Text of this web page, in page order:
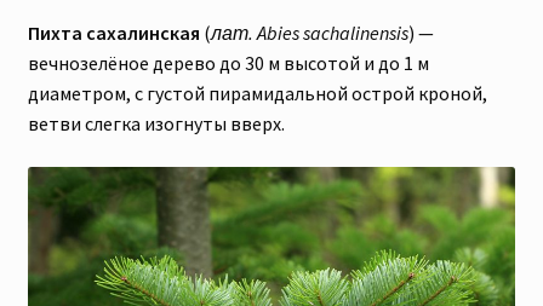
Пихта сахалинская (лат. Abies sachalinensis) —
вечнозелёное дерево до 30 м высотой и до 1 м
диаметром, с густой пирамидальной острой кроной,
ветви слегка изогнуты вверх.